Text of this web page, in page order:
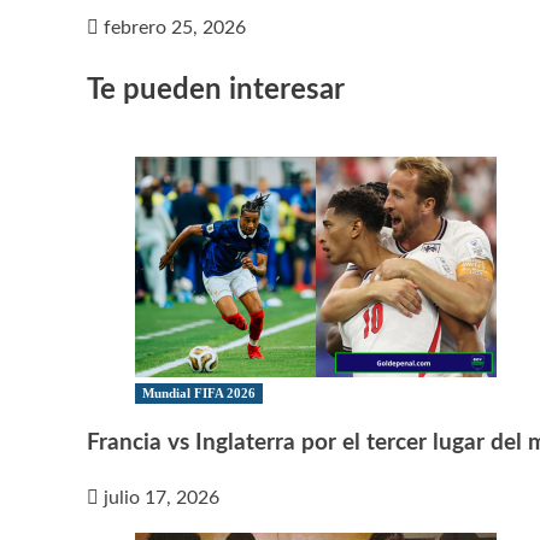
febrero 25, 2026
Te pueden interesar
Mundial FIFA 2026
Francia vs Inglaterra por el tercer lugar del
julio 17, 2026